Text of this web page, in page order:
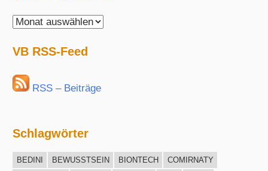
VisionBlue
VB RSS-Feed
RSS – Beiträge
Schlagwörter
BEDINI BEWUSSTSEIN BIONTECH
COMIRNATY